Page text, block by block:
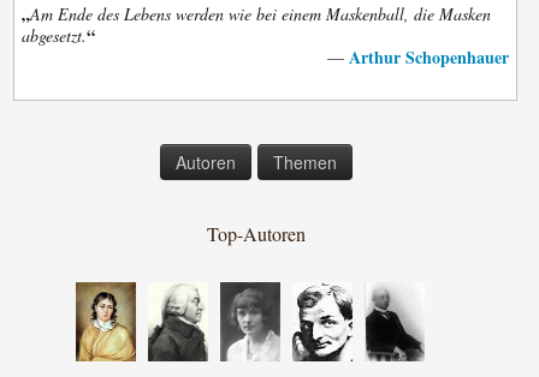
„Am Ende des Lebens werden wie bei einem Maskenball, die Masken
abgesetzt.“
— Arthur Schopenhauer
Autoren Themen
Top-Autoren